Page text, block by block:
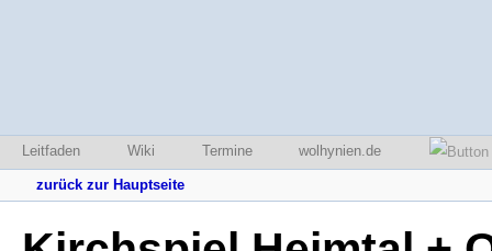
Leitfaden Wiki Termine wolhynien.de
zurück zur Hauptseite